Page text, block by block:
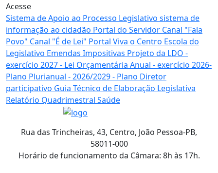
Acesse
Sistema de Apoio ao Processo Legislativo sistema de
informação ao cidadão Portal do Servidor Canal "Fala
Povo" Canal "É de Lei" Portal Viva o Centro Escola do
Legislativo Emendas Impositivas Projeto da LDO -
exercício 2027 - Lei Orçamentária Anual - exercício 2026-
Plano Plurianual - 2026/2029 - Plano Diretor
participativo Guia Técnico de Elaboração Legislativa
Relatório Quadrimestral Saúde
Rua das Trincheiras, 43, Centro, João Pessoa-PB,
58011-000
Horário de funcionamento da Câmara: 8h às 17h.